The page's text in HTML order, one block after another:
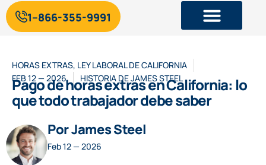
1--866-355-9991
HORAS EXTRAS, LEY LABORAL DE CALIFORNIA
FEB 12 — 2026
HISTORIA DEJAMES STEEL
Pago de horas extras en California: lo
que todo trabajador debe saber
Por James Steel
Feb 12 — 2026